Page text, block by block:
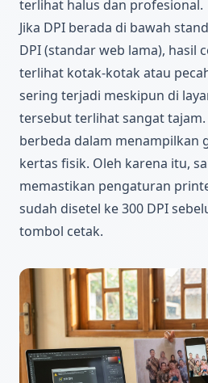
terlihat halus dan profesional.
Jika DPI berada di bawah
DPI (standar web lama), hasil
terlihat kotak-kotak atau
sering terjadi meskipun di
tersebut terlihat sangat
berbeda dalam menampilkan
kertas fisik. Oleh karena itu,
memastikan pengaturan
sudah disetel ke 300 DPI
tombol cetak.